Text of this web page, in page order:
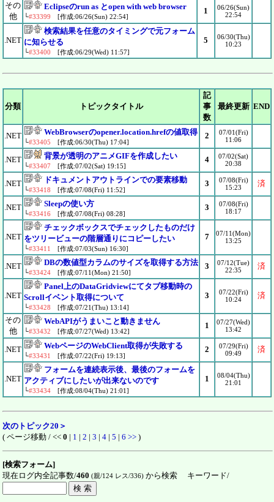
その
他
Eclipseのrun as とopen with web browser
└#33399 [作成:06/26(Sun) 22:54]
1
06/26(Sun)
22:54
.NET
検索結果を任意のタイミングで元フォーム
に知らせる
└#33400 [作成:06/29(Wed) 11:57]
5
06/30(Thu)
10:23
分類 トピックタイトル
記
事
数
最終更新 END
.NET WebBrowserのopener.location.hrefの値取得
└#33405 [作成:06/30(Thu) 17:04]
2
07/01(Fri)
11:06
.NET 背景が透明のアニメGIFを作成したい
└#33407 [作成:07/02(Sat) 19:15]
4
07/02(Sat)
20:38
.NET ドキュメントアウトラインでの要素移動
└#33418 [作成:07/08(Fri) 11:52]
3
07/08(Fri)
15:23
済
.NET Sleepの使い方
└#33416 [作成:07/08(Fri) 08:28]
3
07/08(Fri)
18:17
.NET
チェックボックスでチェックしたものだけ
をツリービューの階層通りにコピーしたい
└#33411 [作成:07/03(Sun) 16:30]
7
07/11(Mon)
13:25
.NET DBの数値型カラムのサイズを取得する方法
└#33424 [作成:07/11(Mon) 21:50]
3
07/12(Tue)
22:35
済
.NET
Panel上のDataGridviewにてタブ移動時の
Scrollイベント取得について
└#33428 [作成:07/21(Thu) 13:14]
3
07/22(Fri)
10:24
済
その
他
WebAPIがうまいこと動きません
└#33432 [作成:07/27(Wed) 13:42]
1
07/27(Wed)
13:42
.NET WebページのWebClient取得が失敗する
└#33431 [作成:07/22(Fri) 19:13]
2
07/29(Fri)
09:49
済
.NET
フォームを連続表示後、最後のフォームを
アクティブにしたいが出来ないのです
└#33434 [作成:08/04(Thu) 21:01]
1
08/04(Thu)
21:01
次のトピック20＞
( ページ移動 / << 0 | 1 | 2 | 3 | 4 | 5 | 6 >> )
[検索フォーム]
現在ログ内全記事数/460 (親/124 レス/336) から検索 キーワード/